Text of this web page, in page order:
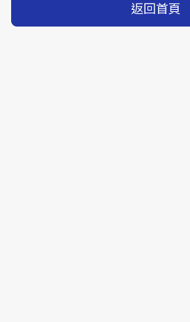
返回首頁